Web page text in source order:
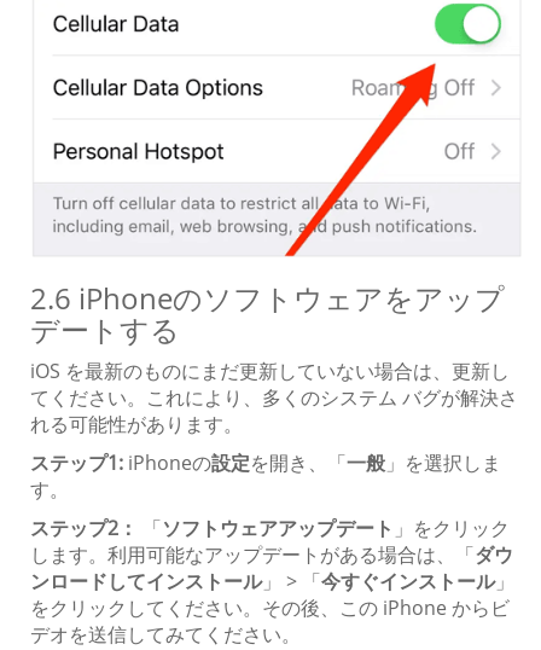
2.6 iPhoneのソフトウェアをアップ
デートする
iOS を最新のものにまだ更新していない場合は、更新し
てください。これにより、多くのシステム バグが解決さ
れる可能性があります。
ステップ1: iPhoneの設定を開き、「一般 」を選択しま
す。
ステップ2：
「ソフトウェアアップデート 」をクリック
します。利用可能なアップデートがある場合は、「ダウ
ンロードしてインストール」 > 「今すぐインストール」
をクリックしてください。その後、この iPhone からビ
デオを送信してみてください。